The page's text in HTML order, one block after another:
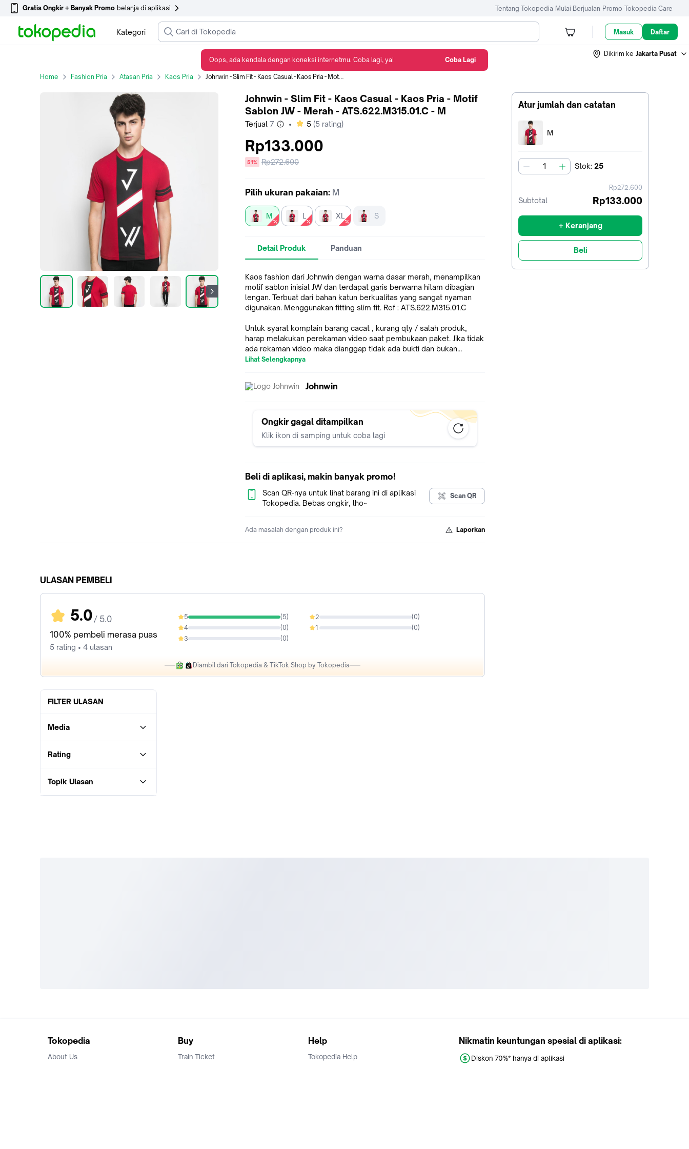
Gratis Ongkir + Banyak Promo belanja di aplikasi Tentang Tokopedia Mulai Berjualan Promo Tokopedia Care
Kategori Masuk Daftar
Dikirim ke Jakarta Pusat
Home Fashion Pria Atasan Pria Kaos Pria Johnwin - Slim Fit - Kaos Casual - Kaos Pria - Motif Sablon JW - Merah - ATS.622.M315.01.C - M
Atur jumlah dan catatan
Terpilih:
M
jumlah Stok: 25
harga
sebelum
Rp272.600
Subtotal Rp133.000
+ Keranjang
Beli
Johnwin - Slim Fit - Kaos Casual - Kaos Pria - Motif
Sablon JW - Merah - ATS.622.M315.01.C - M
Terjual 7 • bintang
5 (5 rating)
Rp133.000
diskon
51%
Harga
Rp272.600
Pilih ukuran pakaian: M
M L XL S
Detail Produk Panduan
Kaos fashion dari Johnwin dengan warna dasar merah, menampilkan
motif sablon inisial JW dan terdapat garis berwarna hitam dibagian
lengan. Terbuat dari bahan katun berkualitas yang sangat nyaman
digunakan. Menggunakan fitting slim fit. Ref : ATS.622.M315.01.C
Untuk syarat komplain barang cacat , kurang qty / salah produk,
harap melakukan perekaman video saat pembukaan paket. Jika tidak
ada rekaman video maka dianggap tidak ada bukti dan bukan
tanggung jawab seller.
- Warna fisik produk mungkin tidak 100% sama dengan difoto,
- Ada selisih 1-2 cm antara size chart dengan produk fisik
- Untuk komplain barang kurang qty / salah produk harap sertakan
video unboxing full tanpa cut, jika tidak ada video maka bukan
tanggung jawab seller. Maksimal komplain 2x24 Jam setelah paket
kesalahan, Diskusikan dulu dengan seller, kami akan bertanggung
jawab.
Lihat Selengkapnya
Johnwin
Ongkir gagal ditampilkan
Klik ikon di samping untuk coba lagi
Beli di aplikasi, makin banyak promo!
Scan QR-nya untuk lihat barang ini di aplikasi
Tokopedia. Bebas ongkir, lho~
Scan QR
Ada masalah dengan produk ini? Laporkan
ULASAN PEMBELI
5.0 / 5.0
100% pembeli merasa puas
5 rating • 4 ulasan
5 (5)
100%
4 (0)
0%
3 (0)
0%
2 (0)
0%
1 (0)
0%
Diambil dari Tokopedia & TikTok Shop by Tokopedia
FILTER ULASAN
Media
Rating
Topik Ulasan
Tokopedia
About Us
Buy
Train Ticket
Help
Tokopedia Help
Nikmatin keuntungan spesial di aplikasi:
Diskon 70%* hanya di aplikasi
Oops, ada kendala dengan koneksi internetmu. Coba lagi, ya! Coba Lagi